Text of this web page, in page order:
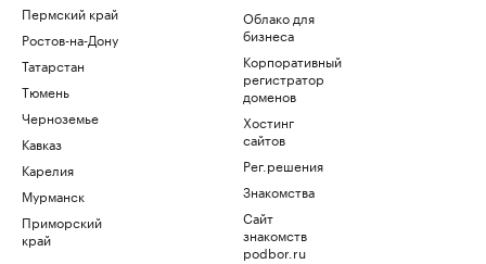
Пермский край
Ростов-на-Дону
Татарстан
Тюмень
Черноземье
Кавказ
Карелия
Мурманск
Приморский
край
Облако для
бизнеса
Корпоративный
регистратор
доменов
Хостинг
сайтов
Рег.решения
Знакомства
Сайт
знакомств
podbor.ru